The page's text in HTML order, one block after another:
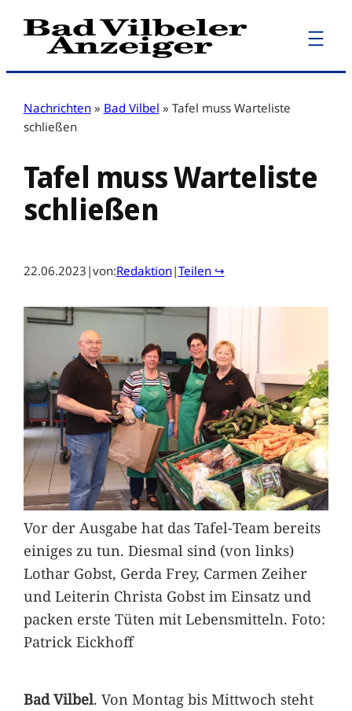
Zum
Inhalt
Nachrichten » Bad Vilbel » Tafel muss Warteliste
schließen
Tafel muss Warteliste
schließen
22.06.2023 |von:Redaktion|Teilen ↪
Vor der Ausgabe hat das Tafel-Team bereits
einiges zu tun. Diesmal sind (von links)
Lothar Gobst, Gerda Frey, Carmen Zeiher
und Leiterin Christa Gobst im Einsatz und
packen erste Tüten mit Lebensmitteln. Foto:
Patrick Eickhoff
Bad Vilbel. Von Montag bis Mittwoch steht